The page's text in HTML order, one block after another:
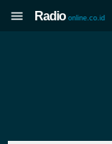
Radio online.co.id